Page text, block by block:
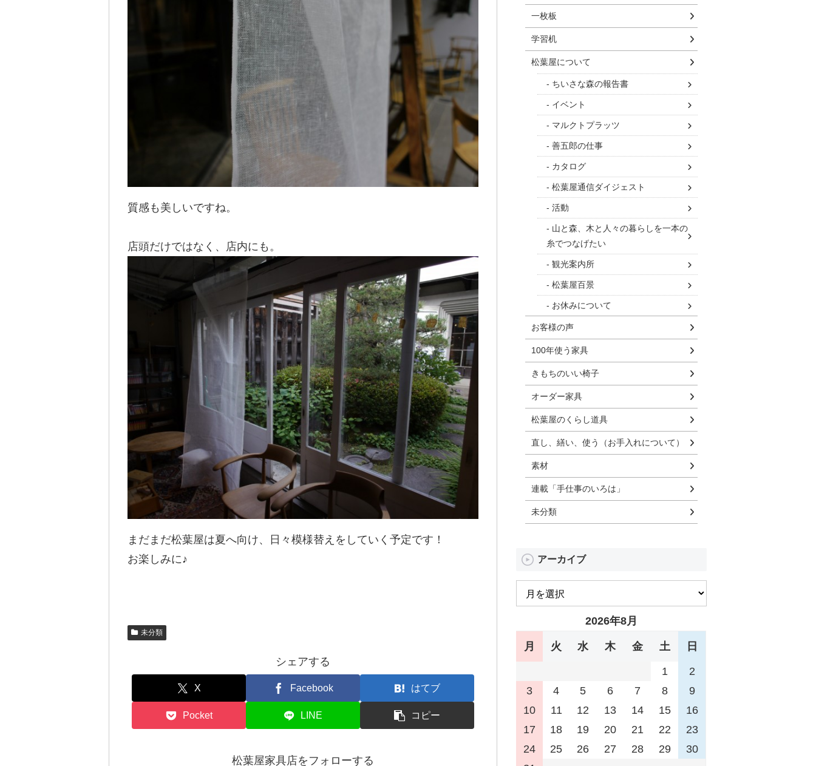
質感も美しいですね。
店頭だけではなく、店内にも。
まだまだ松葉屋は夏へ向け、日々模様替えをしていく予定です！
お楽しみに♪
未分類
シェアする
X Facebook はてブ
Pocket LINE コピー
松葉屋家具店をフォローする
一枚板
学習机
松葉屋について
ちいさな森の報告書
イベント
マルクトプラッツ
善五郎の仕事
カタログ
松葉屋通信ダイジェスト
活動
山と森、木と人々の暮らしを一本の
糸でつなげたい
観光案内所
松葉屋百景
お休みについて
お客様の声
100年使う家具
きもちのいい椅子
オーダー家具
松葉屋のくらし道具
直し、繕い、使う（お手入れについて）
素材
連載「手仕事のいろは」
未分類
アーカイブ
2026年8月
月 火 水 木 金 土 日
1
2
3
4 5 6 7 8
9
10
11 12 13 14 15
16
17
18 19 20 21 22
23
24
25 26 27 28 29
30